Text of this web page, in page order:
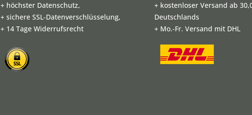
+ höchster Datenschutz,
+ sichere SSL-Datenverschlüsselung,
+ 14 Tage Widerrufsrecht
+ kostenloser Versand ab
Deutschlands
+ Mo.-Fr. Versand mit DHL